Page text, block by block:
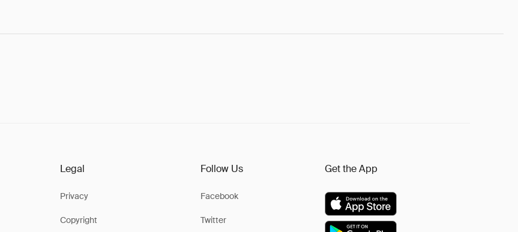
Legal
Privacy
Copyright
Follow Us
Facebook
Twitter
Get the App